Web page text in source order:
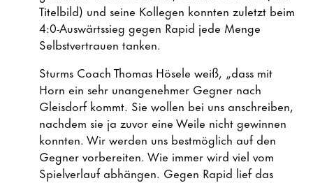
Titelbild) und seine Kollegen konnten zuletzt beim
4:0-Auswärtssieg gegen Rapid jede Menge
Selbstvertrauen tanken.
Sturms Coach Thomas Hösele weiß, „dass mit
Horn ein sehr unangenehmer Gegner nach
Gleisdorf kommt. Sie wollen bei uns anschreiben,
nachdem sie ja zuvor eine Weile nicht gewinnen
konnten. Wir werden uns bestmöglich auf den
Gegner vorbereiten. Wie immer wird viel vom
Spielverlauf abhängen. Gegen Rapid lief das